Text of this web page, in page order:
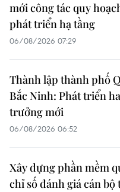
mới công tác quy
phát triển hạ tầng
06/08/2026 07:29
Thành lập thành phố
Bắc Ninh: Phát triển
trưởng mới
06/08/2026 06:52
Xây dựng phần mềm
chỉ số đánh giá cán bộ